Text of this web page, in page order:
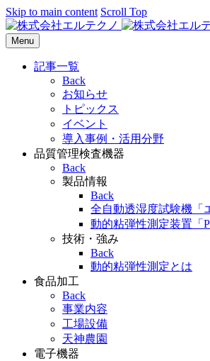
Skip to main content Scroll Top
Menu
記事一覧
Back
お知らせ
トピックス
イベント
導入事例・活用分野
品質管理検査機器
Back
製品情報
Back
全自動透湿度試験機「
動的粘弾性測定装置「
技術・強み
Back
動的粘弾性測定とは
食品加工
Back
事業内容
工場設備
天神農園
電子機器